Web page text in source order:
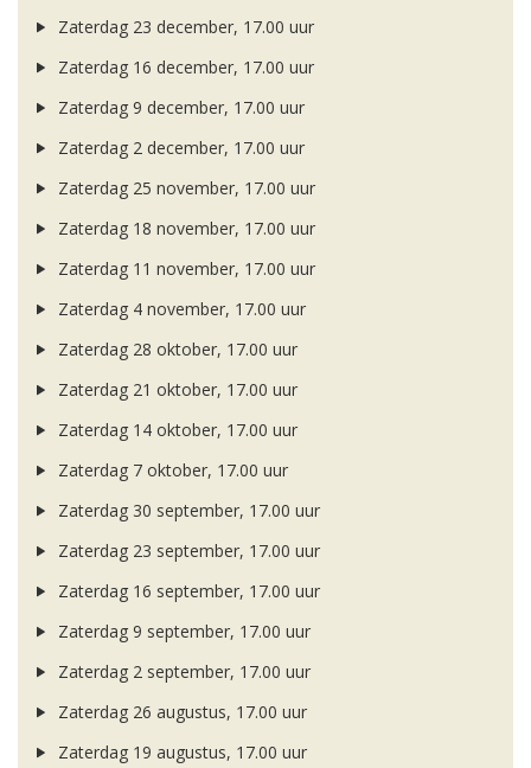
Zaterdag 23 december, 17.00 uur
Zaterdag 16 december, 17.00 uur
Zaterdag 9 december, 17.00 uur
Zaterdag 2 december, 17.00 uur
Zaterdag 25 november, 17.00 uur
Zaterdag 18 november, 17.00 uur
Zaterdag 11 november, 17.00 uur
Zaterdag 4 november, 17.00 uur
Zaterdag 28 oktober, 17.00 uur
Zaterdag 21 oktober, 17.00 uur
Zaterdag 14 oktober, 17.00 uur
Zaterdag 7 oktober, 17.00 uur
Zaterdag 30 september, 17.00 uur
Zaterdag 23 september, 17.00 uur
Zaterdag 16 september, 17.00 uur
Zaterdag 9 september, 17.00 uur
Zaterdag 2 september, 17.00 uur
Zaterdag 26 augustus, 17.00 uur
Zaterdag 19 augustus, 17.00 uur